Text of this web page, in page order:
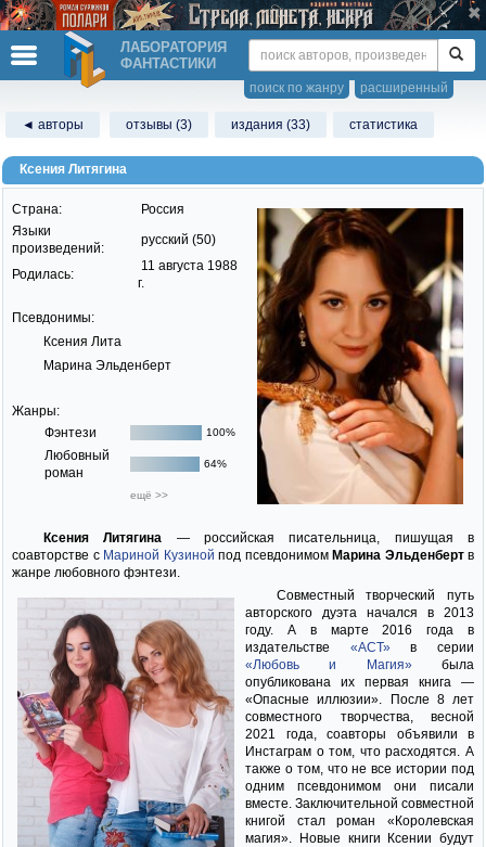
ЛАБОРАТОРИЯ
ФАНТАСТИКИ
расширенный
поиск по жанру
◄ авторы отзывы (3) издания (33) статистика
Ксения Литягина
Страна:
Россия
Языки
произведений:
русский (50)
Родилась:
11 августа 1988
г.
Псевдонимы:
Ксения Лита
Марина Эльденберт
Жанры:
Фэнтези
100%
Любовный
роман
64%
ещё >>
Ксения Литягина — российская писательница, пишущая в
соавторстве с Мариной Кузиной под псевдонимом Марина Эльденбертв
жанре любовного фэнтези.
Совместный творческий путь
авторского дуэта начался в 2013
году. А в марте 2016 года в
издательстве «АСТ»в серии
«Любовь и Магия»была
опубликована их первая книга —
«Опасные иллюзии». После 8 лет
совместного творчества, весной
2021 года, соавторы объявили в
Инстаграм о том, что расходятся. А
также о том, что не все истории под
одним псевдонимом они писали
вместе. Заключительной совместной
книгой стал роман «Королевская
магия». Новые книги Ксении будут